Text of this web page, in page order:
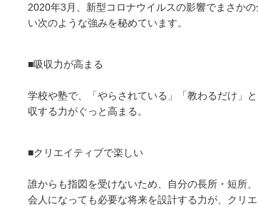
2020年3月、新型コロナウイルスの影響でまさか
い次のような強みを秘めています。
■吸収力が高まる
学校や塾で、「やらされている」「教わるだけ」
収する力がぐっと高まる。
■クリエイティブで楽しい
誰からも指図を受けないため、自分の長所・短所
会人になっても必要な将来を設計する力が、クリ